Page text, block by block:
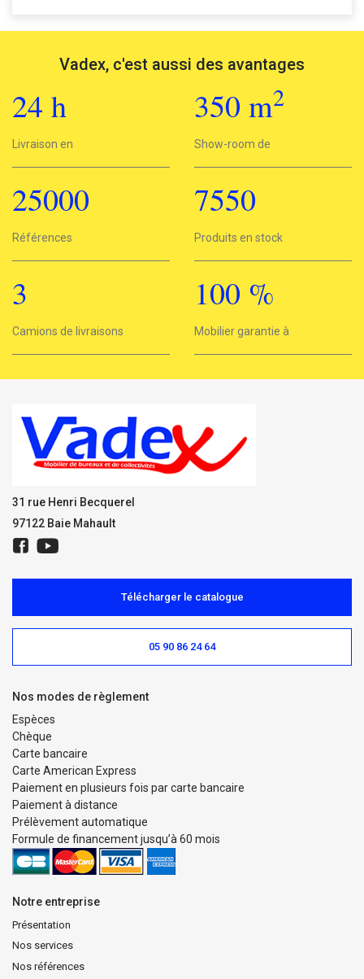
Vadex, c'est aussi des avantages
24 h
Livraison en
350 m2
Show-room de
25000
25000
Références
7550
7550
Produits en stock
3
3
Camions de livraisons
100 %
Mobilier garantie à
31 rue Henri Becquerel
97122 Baie Mahault
Notre entreprise
Présentation
Nos services
Nos références
Télécharger le catalogue
05 90 86 24 64
Nos modes de règlement
Espèces
Chèque
Carte bancaire
Carte American Express
Paiement en plusieurs fois par carte bancaire
Paiement à distance
Prélèvement automatique
Formule de financement jusqu’à 60 mois